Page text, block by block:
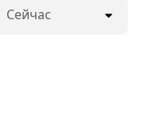
Сейчас